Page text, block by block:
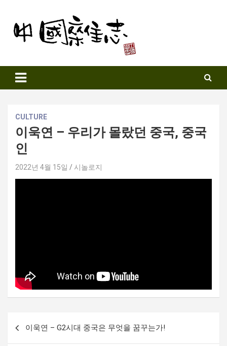
content
Sinozine
CULTURE
이욱연 – 우리가 몰랐던 중국, 중국
인
2022년 4월 15일 시놀로지
이욱연 – G2시대 중국은 무엇을 꿈꾸는가!